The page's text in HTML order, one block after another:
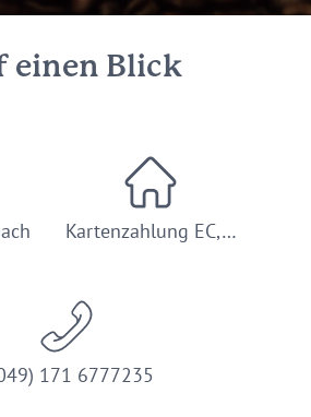
einen Blick
Kartenzahlung EC,…
171 6777235